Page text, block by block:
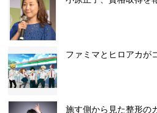
ファミマとヒロアカが
施す側から見た整形の